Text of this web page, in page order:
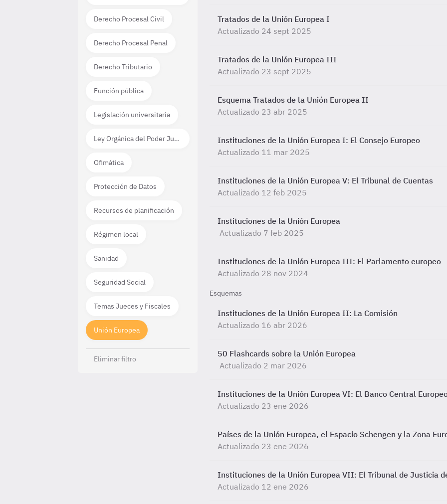
Derecho Procesal Civil
Derecho Procesal Penal
Derecho Tributario
Función pública
Legislación universitaria
Ley Orgánica del Poder Judicial
Ofimática
Protección de Datos
Recursos de planificación
Régimen local
Sanidad
Seguridad Social
Temas Jueces y Fiscales
Unión Europea
Eliminar filtro
Tratados de la Unión Europea I
Actualizado 24 sept 2025
Tratados de la Unión Europea III
Actualizado 23 sept 2025
Esquema Tratados de la Unión Europea II
Actualizado 23 abr 2025
Instituciones de la Unión Europea I: El Consejo Europeo
Actualizado 11 mar 2025
Instituciones de la Unión Europea V: El Tribunal de Cuentas
Actualizado 12 feb 2025
Instituciones de la Unión Europea
Actualizado 7 feb 2025
Instituciones de la Unión Europea III: El Parlamento europeo
Actualizado 28 nov 2024
Esquemas
Instituciones de la Unión Europea II: La Comisión
Actualizado 16 abr 2026
50 Flashcards sobre la Unión Europea
Actualizado 2 mar 2026
Instituciones de la Unión Europea VI: El Banco Central
Actualizado 23 ene 2026
Países de la Unión Europea, el Espacio Schengen y la Zona
Actualizado 23 ene 2026
Instituciones de la Unión Europea VII: El Tribunal de Justicia
Actualizado 12 ene 2026